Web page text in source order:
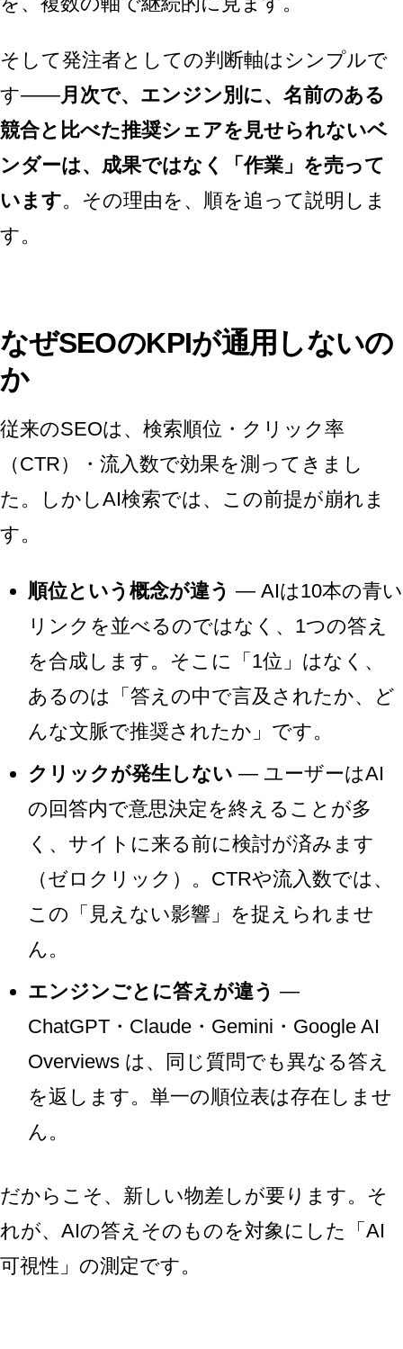
そして発注者としての判断軸はシンプルで
す——月次で、エンジン別に、名前のある
競合と比べた推奨シェアを見せられないベ
ンダーは、成果ではなく「作業」を売って
います。その理由を、順を追って説明しま
す。
なぜSEOのKPIが通用しないの
か
従来のSEOは、検索順位・クリック率
（CTR）・流入数で効果を測ってきまし
た。しかしAI検索では、この前提が崩れま
す。
順位という概念が違う — AIは10本の青い
リンクを並べるのではなく、1つの答え
を合成します。そこに「1位」はなく、
あるのは「答えの中で言及されたか、ど
んな文脈で推奨されたか」です。
クリックが発生しない — ユーザーはAI
の回答内で意思決定を終えることが多
く、サイトに来る前に検討が済みます
（ゼロクリック）。CTRや流入数では、
この「見えない影響」を捉えられませ
ん。
エンジンごとに答えが違う —
ChatGPT・Claude・Gemini・Google AI
Overviews は、同じ質問でも異なる答え
を返します。単一の順位表は存在しませ
ん。
だからこそ、新しい物差しが要ります。そ
れが、AIの答えそのものを対象にした「AI
可視性」の測定です。